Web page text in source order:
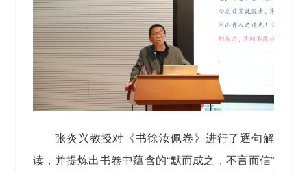
张炎兴教授对《书徐汝佩卷》进行了逐句解
读，并提炼出书卷中蕴含的“默而成之，不言而信”